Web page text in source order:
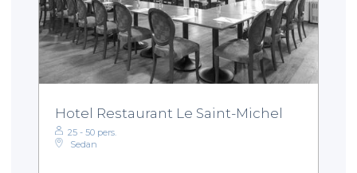
Hotel Restaurant Le Saint-Michel
25 - 50 pers.
Sedan